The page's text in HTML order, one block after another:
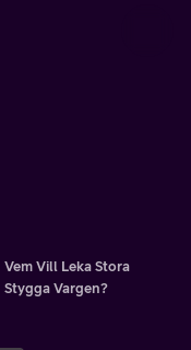
Vem Vill Leka Stora
Stygga Vargen?